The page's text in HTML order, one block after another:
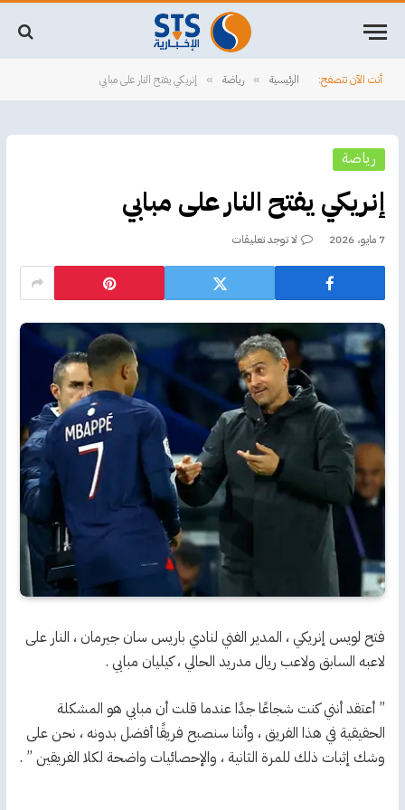
أنت الآن تتصفح: الرئيسية » رياضة » إنريكي يفتح النار على مبابي
رياضة
إنريكي يفتح النار على مبابي
7 مايو، 2026 لا توجد تعليقات
فتح لويس إنريكي ، المدير الفني لنادي باريس سان جيرمان ، النار على
لاعبه السابق ولاعب ريال مدريد الحالي ، كيليان مبابي .
” أعتقد أنني كنت شجاعًا جدًا عندما قلت أن مبابي هو المشكلة
الحقيقية في هذا الفريق ، وأننا سنصبح فريقًا أفضل بدونه ، نحن على
وشك إثبات ذلك للمرة الثانية ، والإحصائيات واضحة لكلا الفريقين ” .